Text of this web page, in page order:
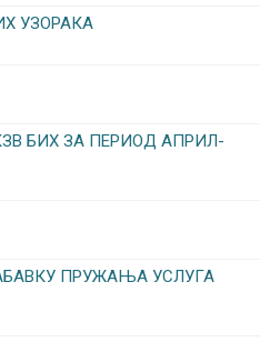
УЗОРАКА
БИХ ЗА ПЕРИОД АПРИЛ-
ПРУЖАЊА УСЛУГА